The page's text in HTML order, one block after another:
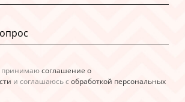
принимаюсоглашение о
и соглашаюсь с обработкой персональных